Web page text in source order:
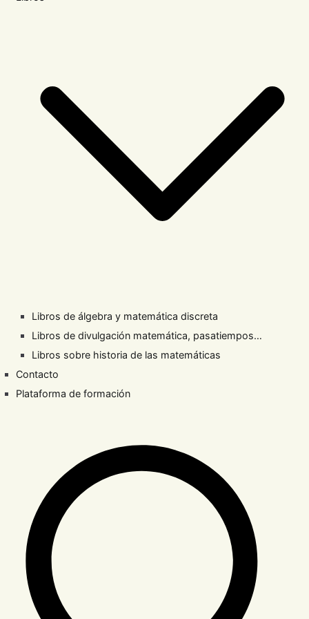
Libros de álgebra y matemática discreta
Libros de divulgación matemática, pasatiempos…
Libros sobre historia de las matemáticas
Contacto
Plataforma de formación